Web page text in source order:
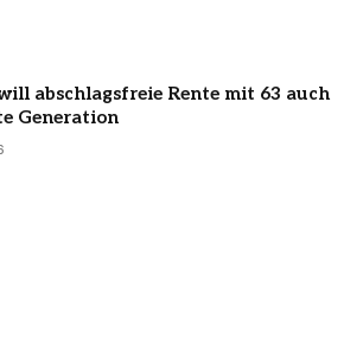
abschlagsfreie Rente mit 63 auch
Generation